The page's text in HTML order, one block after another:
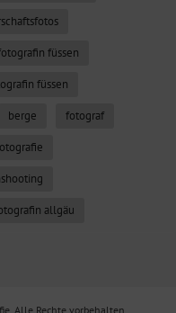
füssen
füssen
berge fotograf
allgäu
Alle Rechte vorbehalten.